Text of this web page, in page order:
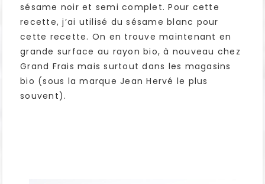
sésame noir et semi complet. Pour cette
recette, j’ai utilisé du sésame blanc pour
cette recette. On en trouve maintenant en
grande surface au rayon bio, à nouveau chez
Grand Frais mais surtout dans les magasins
bio (sous la marque Jean Hervé le plus
souvent).